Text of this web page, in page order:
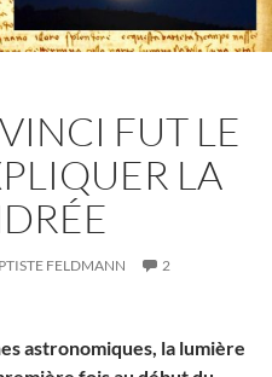
FUT LE
LA
FELDMANN
2
astronomiques, la lumière